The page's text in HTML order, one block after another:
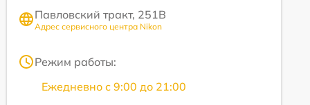
Павловский тракт, 251В
Адрес сервисного центра Nikon
Режим работы:
Ежедневно с 9:00 до 21:00